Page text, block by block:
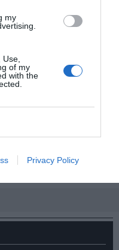
my
of my
with the
Privacy Policy
Socios!​​​​​​​